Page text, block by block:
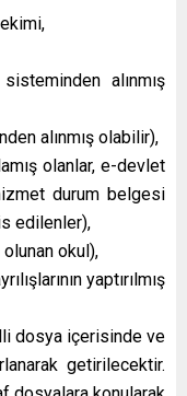
alınmış
alınmış olabilir),
olanlar, e-devlet
durum belgesi
edilenler),
okul),
yaptırılmış
dosya içerisinde ve
getirilecektir.